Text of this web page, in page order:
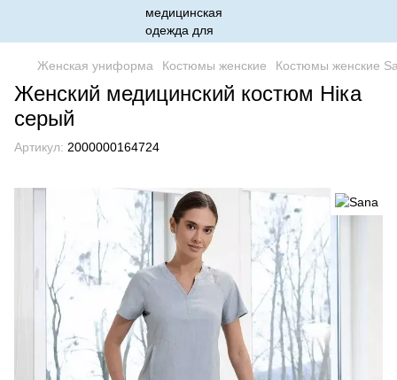
Женская униформа Костюмы женские Костюмы женские
Женский медицинский костюм Ніка
серый
Артикул: 2000000164724